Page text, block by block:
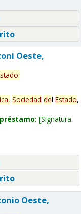
Oeste,
.
Sociedad del Estado,
Signatura
Oeste,